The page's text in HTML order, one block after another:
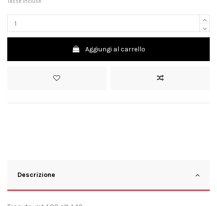
Aggiungi al carrello
Descrizione